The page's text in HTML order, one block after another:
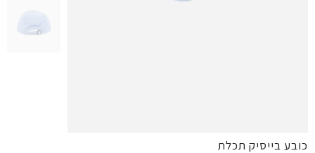
כובע בייסיק תכלת